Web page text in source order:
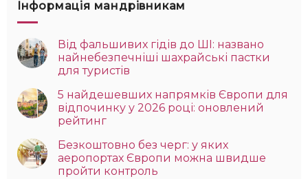
Інформація мандрівникам
Від фальшивих гідів до ШІ: названо
найнебезпечніші шахрайські пастки
для туристів
5 найдешевших напрямків Європи для
відпочинку у 2026 році: оновлений
рейтинг
Безкоштовно без черг: у яких
аеропортах Європи можна швидше
пройти контроль